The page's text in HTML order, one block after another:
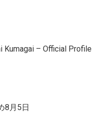
Kumagai – Official Profile
8月5日